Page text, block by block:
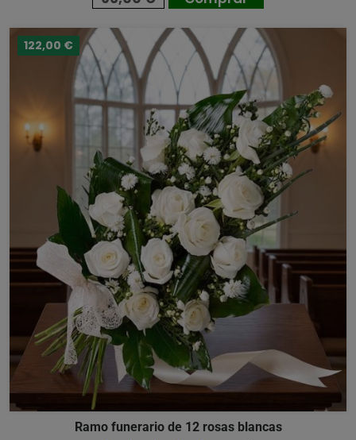
122,00 €
Ramo funerario de 12 rosas blancas